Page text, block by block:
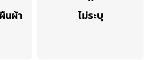
นผ้า ไม่ระบุ